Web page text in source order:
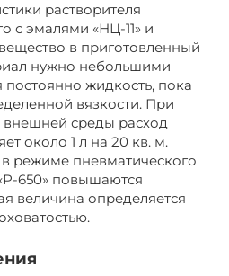
растворителя
с эмалями «НЦ-11» и
в приготовленный
нужно небольшими
жидкость, пока
вязкости. При
внешней среды расход
около 1 л на 20 кв. м.
режиме пневматического
650» повышаются
величина определяется